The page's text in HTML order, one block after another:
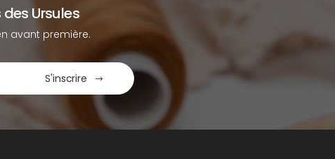
Ursules
avant première.
S'inscrire